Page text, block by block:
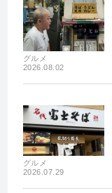
グルメ
2026.08.02
グルメ
2026.07.29